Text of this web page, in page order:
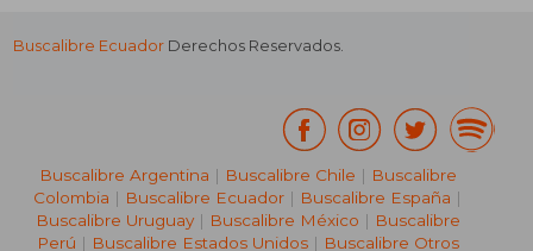
Buscalibre Ecuador Derechos Reservados.
Buscalibre Argentina | Buscalibre Chile | Buscalibre
Colombia | Buscalibre Ecuador | Buscalibre España |
Buscalibre Uruguay| Buscalibre México | Buscalibre
Perú | Buscalibre Estados Unidos| Buscalibre Otros